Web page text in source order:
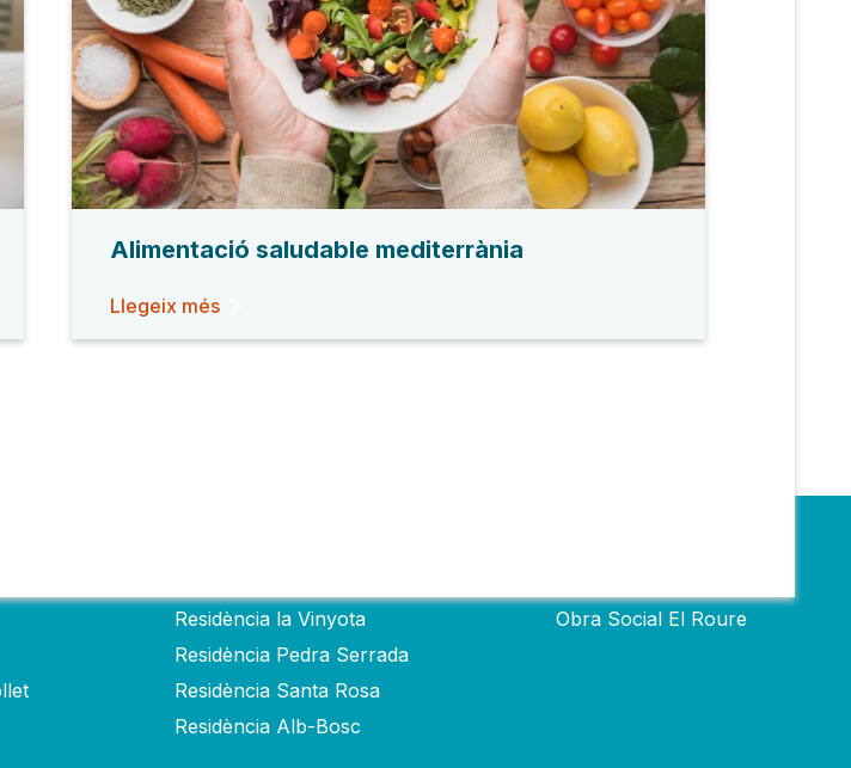
Alimentació saludable mediterrània
Llegeix més
Residència la Vinyota
Residència Pedra Serrada
Residència Santa Rosa
Residència Alb-Bosc
Obra Social El Roure